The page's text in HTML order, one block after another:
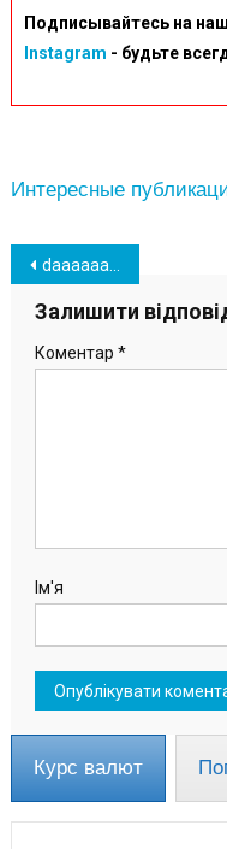
Подписывайтесь на
Instagram - будьте
Интересные
Навігація
записів
daaaaaaaaaaaaaaaaaaa
Залишити
Коментар *
Ім'я
Курс валют